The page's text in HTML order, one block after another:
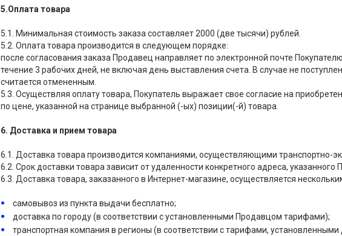
5.Оплата товара
5.1. Минимальная стоимость заказа составляет 2000 (две тысячи) рублей.
5.2. Оплата товара производится в следующем порядке:
после согласования заказа Продавец направляет по электронной почте
течение 3 рабочих дней, не включая день выставления счета. В случае не
считается отмененным.
5.3. Осуществляя оплату товара, Покупатель выражает свое согласие на
по цене, указанной на странице выбранной (-ых) позиции(-й) товара.
6. Доставка и прием товара
6.1. Доставка товара производится компаниями, осуществляющими транспортно-
6.2. Срок доставки товара зависит от удаленности конкретного адреса, указанного
6.3. Доставка товара, заказанного в Интернет-магазине, осуществляется
самовывоз из пункта выдачи бесплатно;
доставка по городу (в соответствии с установленными Продавцом тарифами);
транспортная компания в регионы (в соответствии с тарифами, установленными